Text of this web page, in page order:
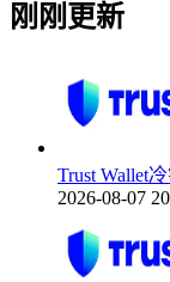
刚刚更新
Trust Wallet
2026-08-07